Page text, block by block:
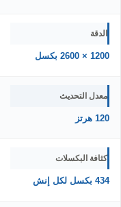
الدقة
1200 × 2600 بكسل
معدل التحديث
120 هرتز
كثافة البكسلات
434 بكسل لكل إنش